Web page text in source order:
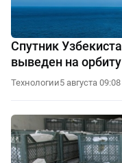
Спутник
выведен на
Технологии5 августа 09:08